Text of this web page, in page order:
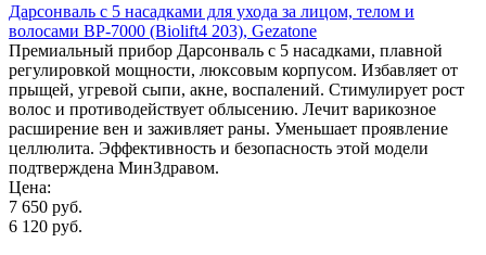
Дарсонваль с 5 насадками для ухода за лицом, телом и
волосами BP-7000 (Biolift4 203), Gezatone
Премиальный прибор Дарсонваль с 5 насадками, плавной
регулировкой мощности, люксовым корпусом. Избавляет от
прыщей, угревой сыпи, акне, воспалений. Стимулирует рост
волос и противодействует облысению. Лечит варикозное
расширение вен и заживляет раны. Уменьшает проявление
целлюлита. Эффективность и безопасность этой модели
подтверждена МинЗдравом.
Цена:
7 650 руб.
6 120 руб.